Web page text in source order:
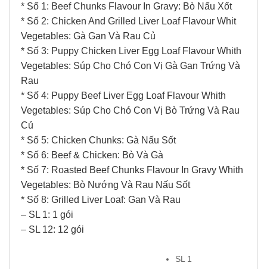
* Số 1: Beef Chunks Flavour In Gravy: Bò Nấu Xốt
* Số 2: Chicken And Grilled Liver Loaf Flavour Whit
Vegetables: Gà Gan Và Rau Củ
* Số 3: Puppy Chicken Liver Egg Loaf Flavour Whith
Vegetables: Súp Cho Chó Con Vị Gà Gan Trứng Và
Rau
* Số 4: Puppy Beef Liver Egg Loaf Flavour Whith
Vegetables: Súp Cho Chó Con Vị Bò Trứng Và Rau
Củ
* Số 5: Chicken Chunks: Gà Nấu Sốt
* Số 6: Beef & Chicken: Bò Và Gà
* Số 7: Roasted Beef Chunks Flavour In Gravy Whith
Vegetables: Bò Nướng Và Rau Nấu Sốt
* Số 8: Grilled Liver Loaf: Gan Và Rau
– SL 1: 1 gói
– SL 12: 12 gói
SL 1